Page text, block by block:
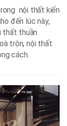
nội thất kiến
đến lúc này,
thất thuần
trộn, nội thất
cách.